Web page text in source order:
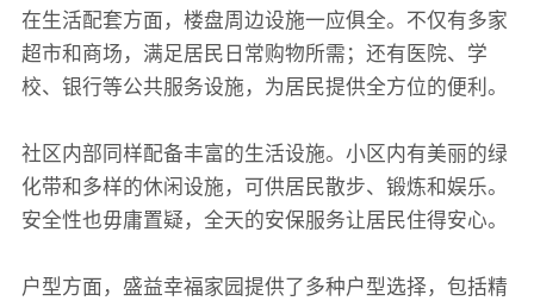
在生活配套方面，楼盘周边设施一应俱全。不仅有多家
超市和商场，满足居民日常购物所需；还有医院、学
校、银行等公共服务设施，为居民提供全方位的便利。
社区内部同样配备丰富的生活设施。小区内有美丽的绿
化带和多样的休闲设施，可供居民散步、锻炼和娱乐。
安全性也毋庸置疑，全天的安保服务让居民住得安心。
户型方面，盛益幸福家园提供了多种户型选择，包括精